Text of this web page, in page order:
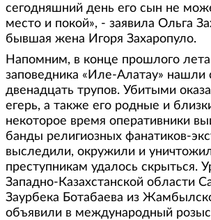
сегодняшний день его сын не
место и покой», - заявила Ольга
бывшая жена Игоря Захаропуло.
Напомним, в конце прошлого
заповедника «Иле-Алатау» нашли
двенадцать трупов. Убитыми
егерь, а также его родные и
некоторое время оперативники
банды религиозных фанатиков-
выследили, окружили и
преступникам удалось скрыться.
Западно-Казахстанской области
Заурбека Ботабаева из
объявили в международный